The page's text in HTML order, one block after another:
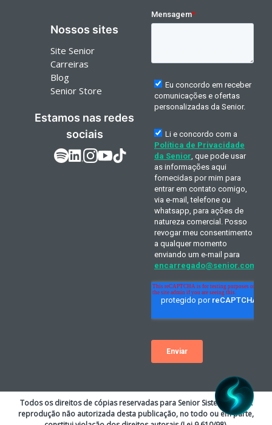
Nossos sites
Site Senior
Carreiras
Blog
Senior Store
Estamos nas redes
sociais
Todos os direitos de cópias reservadas para Senior Sistemas S.A. A
reprodução não autorizada desta publicação, no todo ou em parte,